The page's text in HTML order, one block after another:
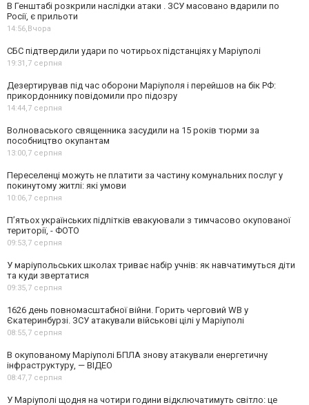
В Генштабі розкрили наслідки атаки . ЗСУ масовано вдарили по
Росії, є прильоти
14:56,Вчора
СБС підтвердили удари по чотирьох підстанціях у Маріуполі
19:31,7 серпня
Дезертирував під час оборони Маріуполя і перейшов на бік РФ:
прикордоннику повідомили про підозру
14:44,7 серпня
Волноваського священника засудили на 15 років тюрми за
пособництво окупантам
13:00,7 серпня
Переселенці можуть не платити за частину комунальних послуг у
покинутому житлі: які умови
10:06,7 серпня
П’ятьох українських підлітків евакуювали з тимчасово окупованої
території, - ФОТО
09:53,7 серпня
У маріупольських школах триває набір учнів: як навчатимуться діти
та куди звертатися
09:35,7 серпня
1626 день повномасштабної війни. Горить черговий WB у
Єкатеринбурзі. ЗСУ атакували військові цілі у Маріуполі
08:55,7 серпня
В окупованому Маріуполі БПЛА знову атакували енергетичну
інфраструктуру, — ВІДЕО
08:47,7 серпня
У Маріуполі щодня на чотири години відключатимуть світло: це